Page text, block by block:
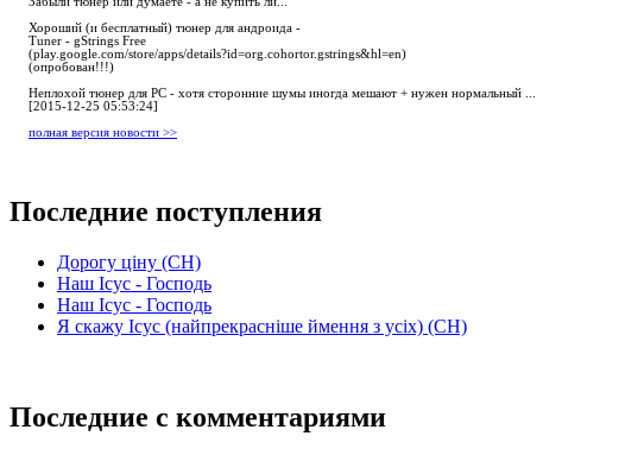
Хороший (и бесплатный) тюнер для андроида -
Tuner - gStrings Free
(play.google.com/store/apps/details?id=org.cohortor.gstrings&hl=en)
(опробован!!!)
Неплохой тюнер для РС - хотя сторонние шумы иногда мешают + нужен нормальный ...
[2015-12-25 05:53:24]
полная версия новости >>
Последние поступления
Дорогу ціну (СН)
Наш Ісус - Господь
Наш Ісус - Господь
Я скажу Ісус (найпрекрасніше ймення з усіх) (СН)
Последние с комментариями